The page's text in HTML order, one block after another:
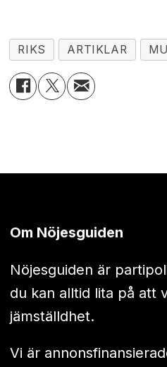
RIKS ARTIKLAR
Om Nöjesguiden
Nöjesguiden är
du kan alltid lita på att
jämställdhet.
Vi är